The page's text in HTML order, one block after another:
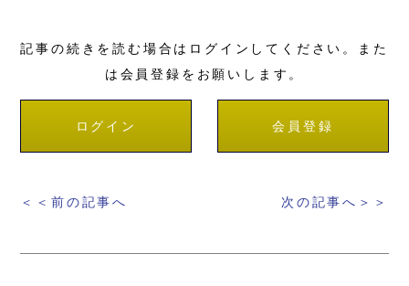
記事の続きを読む場合はログインしてください。また
は会員登録をお願いします。
ログイン 会員登録
＜＜前の記事へ 次の記事へ＞＞